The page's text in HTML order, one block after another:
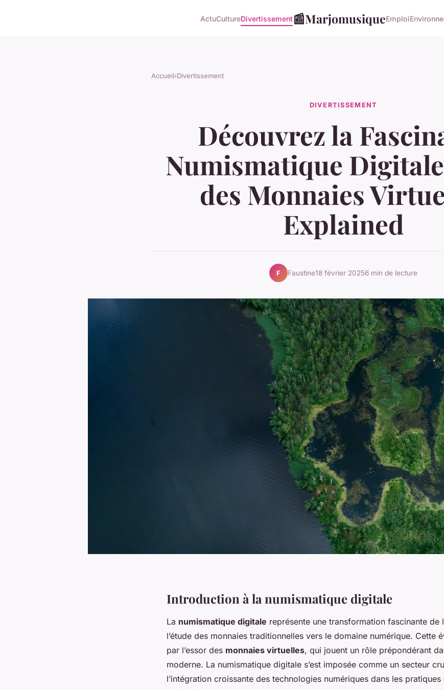
ActuCultureDivertissement📰MarjomusiqueEmploi
Accueil›Divertissement
DIVERTISSEMENT
Découvrez la
Numismatique
des Monnaies
Explained
F Faustine18 février 20256 min de lecture
Introduction à la numismatique digitale
La numismatique digitale représente une transformation fascinante de
l’étude des monnaies traditionnelles vers le domaine numérique. Cette
par l’essor des monnaies virtuelles, qui jouent un rôle prépondérant
moderne. La numismatique digitale s’est imposée comme un secteur
l’intégration croissante des technologies numériques dans les